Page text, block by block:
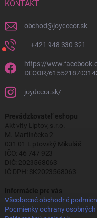
KONTAKT
obchod@joydecor.sk
+421 948 330 321
https://
DECOR/
joydecor.sk/
Prevádzkovateľ eshopu
Aktivity Liptov, s.r.o.
M. Martinčeka 2
031 01 Liptovský Mikuláš
IČO: 46 747 923
DIČ: 2023568063
IČ DPH: SK2023568063
Informácie pre vás
Všeobecné obchodné
Podmienky ochrany